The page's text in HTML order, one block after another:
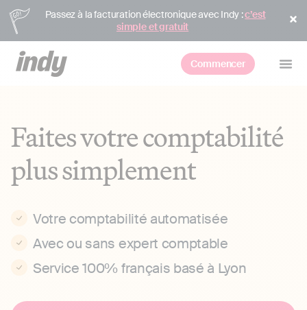
Passez à la facturation électronique avec Indy :c’est
simple et gratuit
Commencer
Faites votre comptabilité
plus simplement
Votre comptabilité automatisée
Avec ou sans expert comptable
Service 100% français basé à Lyon